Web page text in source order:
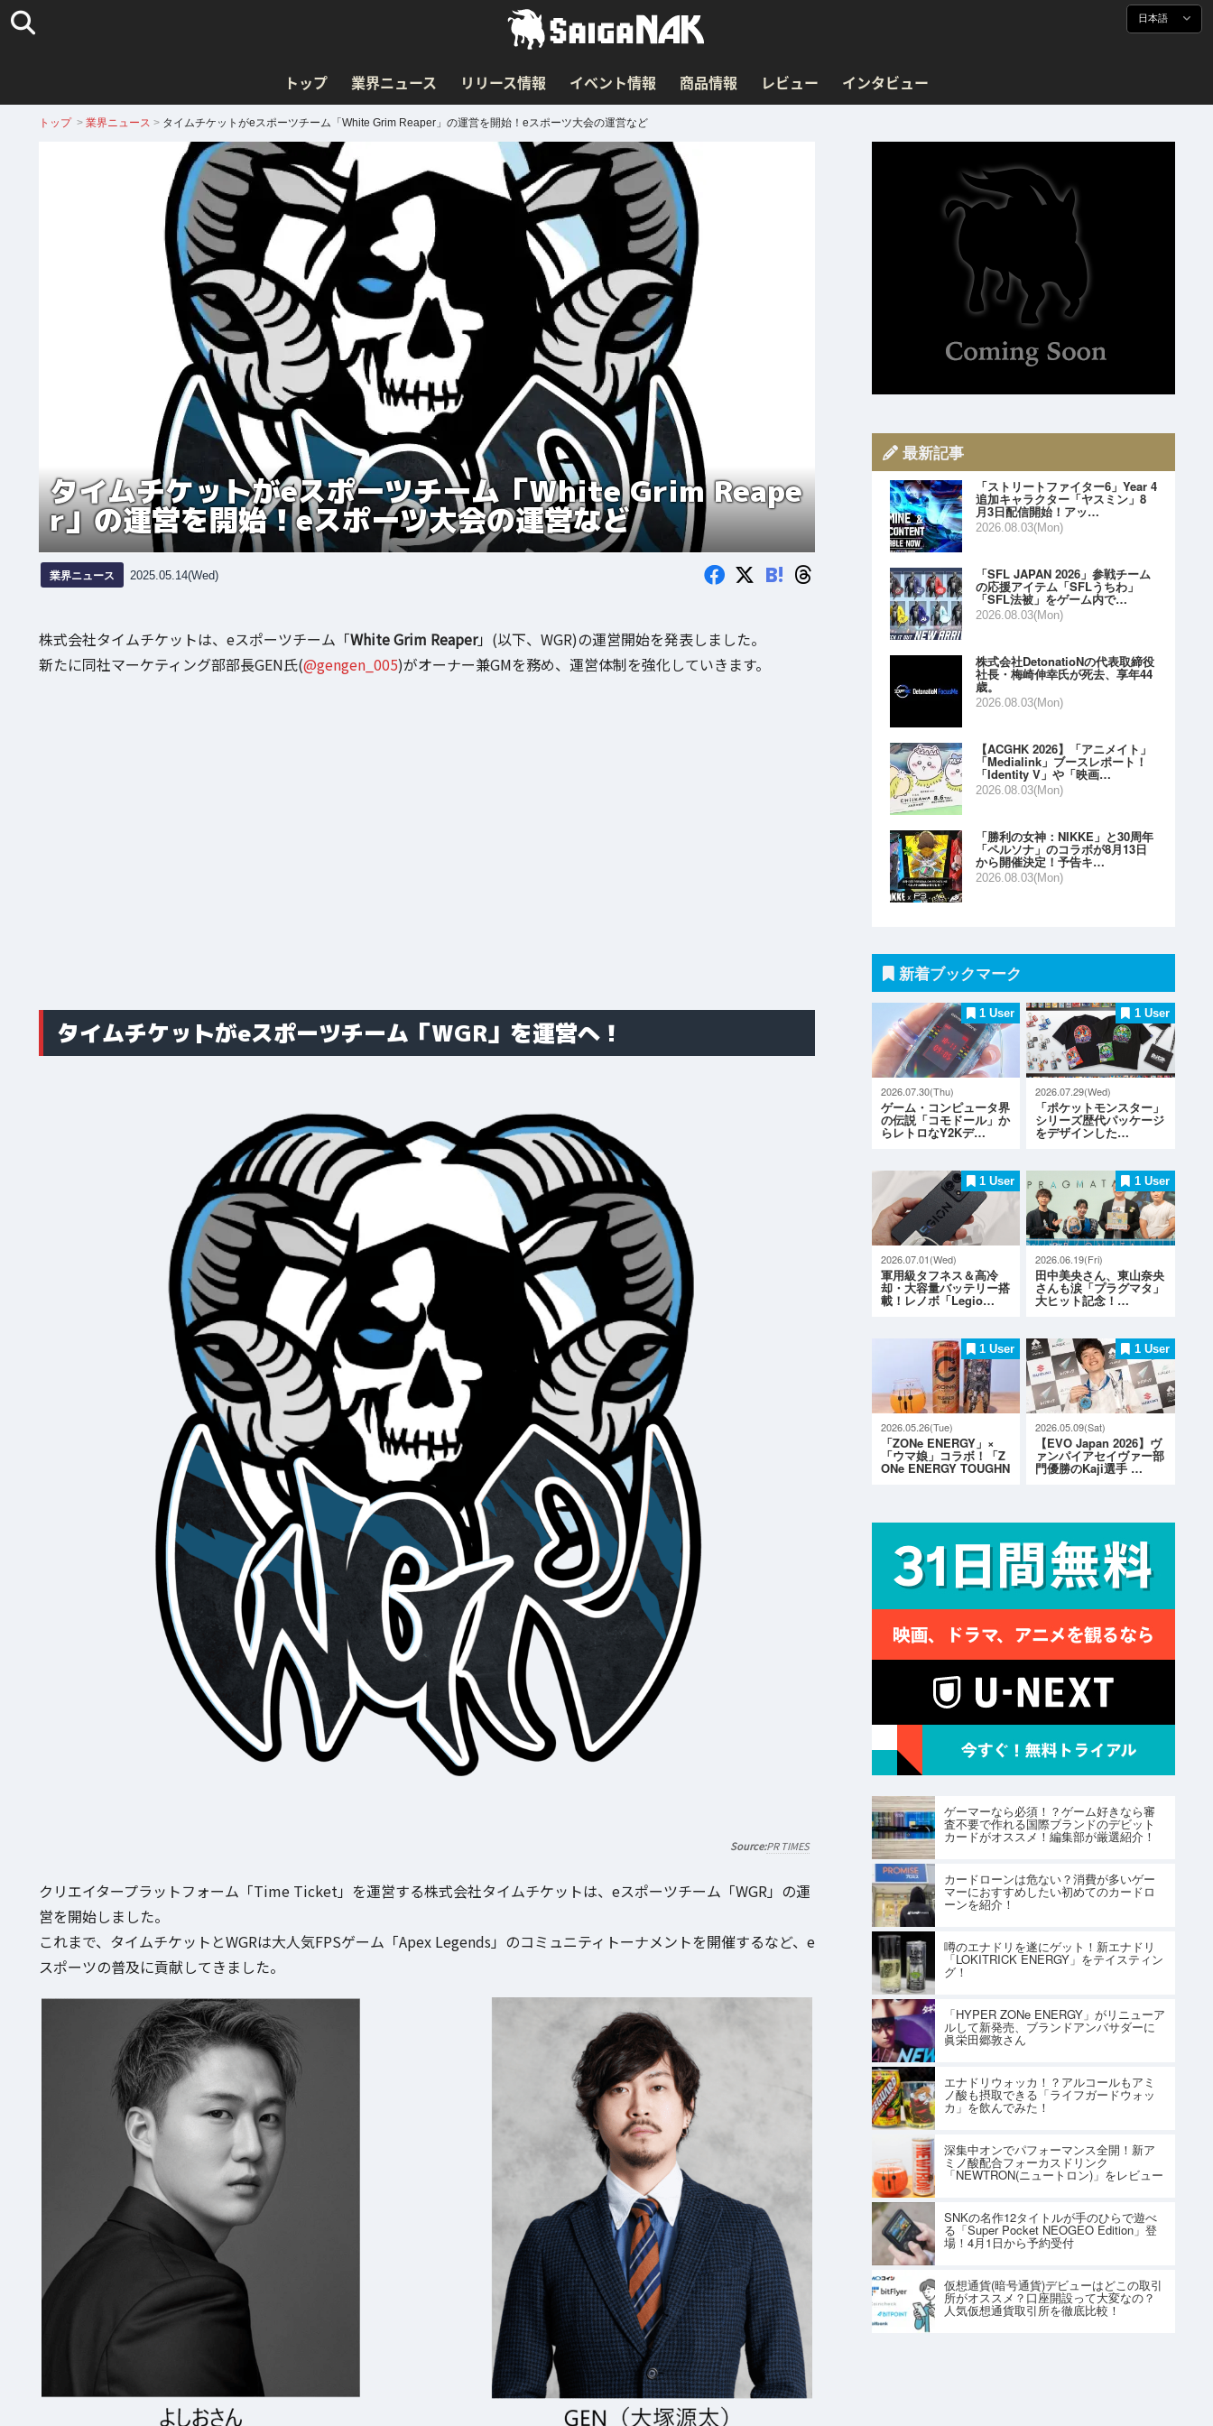
日本語
トップ 業界ニュース リリース情報 イベント情報 商品情報 レビュー インタビュー
トップ > 業界ニュース > タイムチケットがeスポーツチーム「White Grim Reaper」の運営を開始！eスポーツ大会の運営など
タイムチケットがeスポーツチーム「White Grim Reape
r」の運営を開始！eスポーツ大会の運営など
業界ニュース 2025.05.14(Wed) B!
株式会社タイムチケットは、eスポーツチーム「White Grim Reaper」(以下、WGR)の運営開始を発表しました。
新たに同社マーケティング部部長GEN氏(@gengen_005)がオーナー兼GMを務め、運営体制を強化していきます。
タイムチケットがeスポーツチーム「WGR」を運営へ！
PR TIMES
クリエイタープラットフォーム「Time Ticket」を運営する株式会社タイムチケットは、eスポーツチーム「WGR」の運
営を開始しました。
これまで、タイムチケットとWGRは大人気FPSゲーム「Apex Legends」のコミュニティトーナメントを開催するなど、e
スポーツの普及に貢献してきました。
最新記事
「ストリートファイター6」Year 4
追加キャラクター「ヤスミン」8
月3日配信開始！アッ…
2026.08.03(Mon)
「SFL JAPAN 2026」参戦チーム
の応援アイテム「SFLうちわ」
「SFL法被」をゲーム内で…
2026.08.03(Mon)
株式会社DetonatioNの代表取締役
社長・梅崎伸幸氏が死去、享年44
歳。
2026.08.03(Mon)
【ACGHK 2026】「アニメイト」
「Medialink」ブースレポート！
「Identity V」や「映画…
2026.08.03(Mon)
「勝利の女神：NIKKE」と30周年
「ペルソナ」のコラボが8月13日
から開催決定！予告キ…
2026.08.03(Mon)
新着ブックマーク
1 User
2026.07.30(Thu)
ゲーム・コンピュータ界
の伝説「コモドール」か
らレトロなY2Kデ…
1 User
2026.07.29(Wed)
「ポケットモンスター」
シリーズ歴代パッケージ
をデザインした…
1 User
2026.07.01(Wed)
軍用級タフネス＆高冷
却・大容量バッテリー搭
載！レノボ「Legio…
1 User
2026.06.19(Fri)
田中美央さん、東山奈央
さんも涙「プラグマタ」
大ヒット記念！…
1 User
2026.05.26(Tue)
「ZONe ENERGY」×
「ウマ娘」コラボ！「Z
ONe ENERGY TOUGHN
1 User
2026.05.09(Sat)
【EVO Japan 2026】ヴ
ァンパイアセイヴァー部
門優勝のKaji選手 …
ゲーマーなら必須！？ゲーム好きなら審
査不要で作れる国際ブランドのデビット
カードがオススメ！編集部が厳選紹介！
カードローンは危ない？消費が多いゲー
マーにおすすめしたい初めてのカードロ
ーンを紹介！
噂のエナドリを遂にゲット！新エナドリ
「LOKITRICK ENERGY」をテイスティン
グ！
「HYPER ZONe ENERGY」がリニューア
ルして新発売、ブランドアンバサダーに
眞栄田郷敦さん
エナドリウォッカ！？アルコールもアミ
ノ酸も摂取できる「ライフガードウォッ
カ」を飲んでみた！
深集中オンでパフォーマンス全開！新ア
ミノ酸配合フォーカスドリンク
「NEWTRON(ニュートロン)」をレビュー
SNKの名作12タイトルが手のひらで遊べ
る「Super Pocket NEOGEO Edition」登
場！4月1日から予約受付
仮想通貨(暗号通貨)デビューはどこの取引
所がオススメ？口座開設って大変なの？
人気仮想通貨取引所を徹底比較！